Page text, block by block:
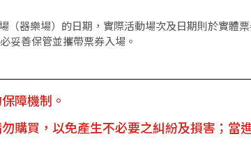
（器樂場）的日期，實際活動場次及日期則於實體
妥善保管並攜帶票券入場。
障機制。
購買，以免產生不必要之糾紛及損害；當